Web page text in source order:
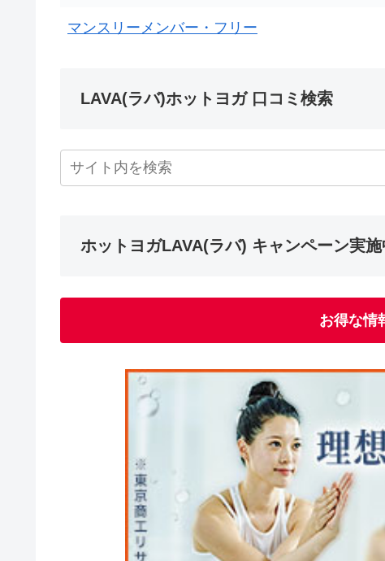
マンスリーメンバー・フリー
LAVA(ラバ)ホットヨガ 口コミ検索
ホットヨガLAVA(ラバ) キャンペーン実施
お得な情